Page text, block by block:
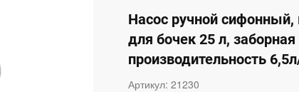
Насос ручной
для бочек 25 л,
производительность
Артикул:21230